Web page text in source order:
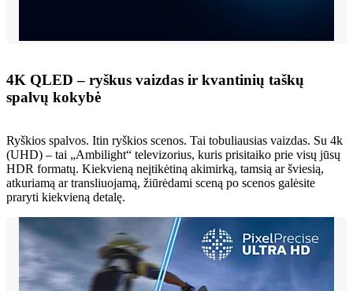
4K QLED – ryškus vaizdas ir kvantinių taškų
spalvų kokybė
Ryškios spalvos. Itin ryškios scenos. Tai tobuliausias vaizdas. Su 4k
(UHD) – tai „Ambilight“ televizorius, kuris prisitaiko prie visų jūsų
HDR formatų. Kiekvieną neįtikėtiną akimirką, tamsią ar šviesią,
atkuriamą ar transliuojamą, žiūrėdami sceną po scenos galėsite
praryti kiekvieną detalę.